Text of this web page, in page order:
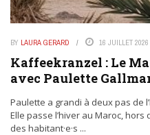
BY LAURA GERARD 16 JUILLET 2026
Kaffeekranzel : Le
avec Paulette
Paulette a grandi à deux pas de
Elle passe l’hiver au Maroc,
des habitant·e·s ...